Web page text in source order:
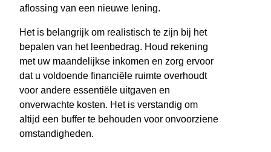
aflossing van een nieuwe lening.
Het is belangrijk om realistisch te zijn bij het
bepalen van het leenbedrag. Houd rekening
met uw maandelijkse inkomen en zorg ervoor
dat u voldoende financiële ruimte overhoudt
voor andere essentiële uitgaven en
onverwachte kosten. Het is verstandig om
altijd een buffer te behouden voor onvoorziene
omstandigheden.